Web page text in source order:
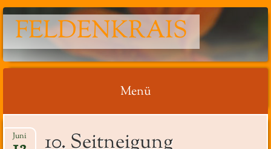
FELDENKRAIS
Menü
zum
10. Seitneigung
Juni